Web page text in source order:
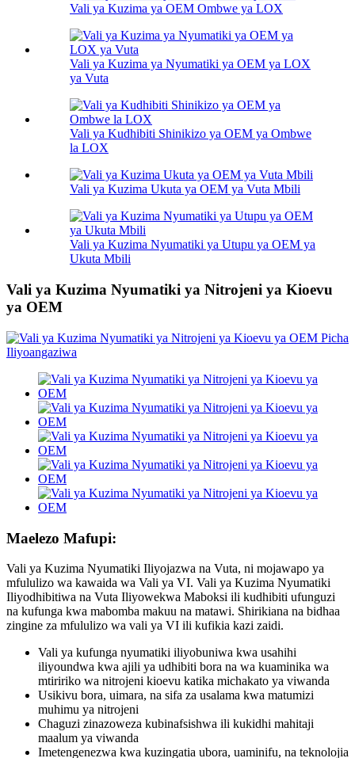
Vali ya Kuzima ya OEM Ombwe ya LOX
Vali ya Kuzima ya Nyumatiki ya OEM ya LOX
ya Vuta
Vali ya Kudhibiti Shinikizo ya OEM ya Ombwe
la LOX
Vali ya Kuzima Ukuta ya OEM ya Vuta Mbili
Vali ya Kuzima Nyumatiki ya Utupu ya OEM ya
Ukuta Mbili
Vali ya Kuzima Nyumatiki ya Nitrojeni ya Kioevu
ya OEM
Maelezo Mafupi:
Vali ya Kuzima Nyumatiki Iliyojazwa na Vuta, ni mojawapo ya
mfululizo wa kawaida wa Vali ya VI. Vali ya Kuzima Nyumatiki
Iliyodhibitiwa na Vuta Iliyowekwa Maboksi ili kudhibiti ufunguzi
na kufunga kwa mabomba makuu na matawi. Shirikiana na bidhaa
zingine za mfululizo wa vali ya VI ili kufikia kazi zaidi.
Vali ya kufunga nyumatiki iliyobuniwa kwa usahihi
iliyoundwa kwa ajili ya udhibiti bora na wa kuaminika wa
mtiririko wa nitrojeni kioevu katika michakato ya viwanda
Usikivu bora, uimara, na sifa za usalama kwa matumizi
muhimu ya nitrojeni
Chaguzi zinazoweza kubinafsishwa ili kukidhi mahitaji
maalum ya viwanda
Imetengenezwa kwa kuzingatia ubora, uaminifu, na teknolojia